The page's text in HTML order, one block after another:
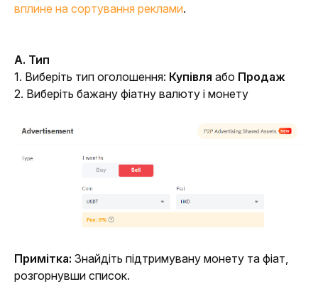
вплине на сортування реклами.
A. Тип
1. Виберіть тип оголошення: Купівля або Продаж
2. Виберіть бажану фіатну валюту і монету
Примітка: Знайдіть підтримувану монету та фіат,
розгорнувши список.